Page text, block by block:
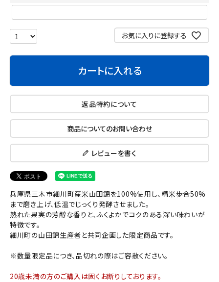
お気に入りに登録する
カートに入れる
返品特約について
商品についてのお問い合わせ
レビューを書く
兵庫県三木市細川町産米山田錦を100%使用し、精米歩合50%
まで磨き上げ、低温でじっくり発酵させました。
熟れた果実の芳醇な香りと、ふくよかでコクのある深い味わいが
特徴です。
細川町の山田錦生産者と共同企画した限定商品です。
※数量限定品につき、品切れの際はご容赦ください。
20歳未満の方のご購入は固くお断りしております。